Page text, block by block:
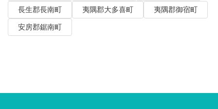
長生郡長南町
夷隅郡大多喜町
夷隅郡御宿町
安房郡鋸南町